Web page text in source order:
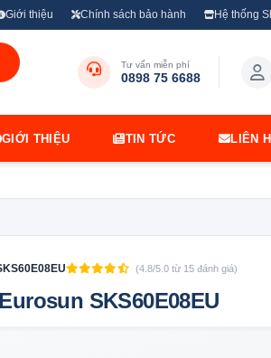
Giới thiệu Chính sách bảo hành Hệ thống
Tư vấn miễn phí
0898 75 6688
GIỚI THIỆU TIN TỨC LIÊN
(4.8/5.0 từ 15 đánh giá)
SKS60E08EU